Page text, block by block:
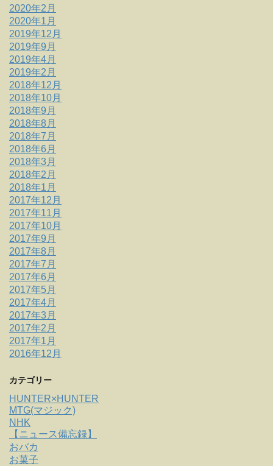
2020年2月
2020年1月
2019年12月
2019年9月
2019年4月
2019年2月
2018年12月
2018年10月
2018年9月
2018年8月
2018年7月
2018年6月
2018年3月
2018年2月
2018年1月
2017年12月
2017年11月
2017年10月
2017年9月
2017年8月
2017年7月
2017年6月
2017年5月
2017年4月
2017年3月
2017年2月
2017年1月
2016年12月
カテゴリー
HUNTER×HUNTER
MTG(マジック)
NHK
【ニュース備忘録】
おバカ
お菓子